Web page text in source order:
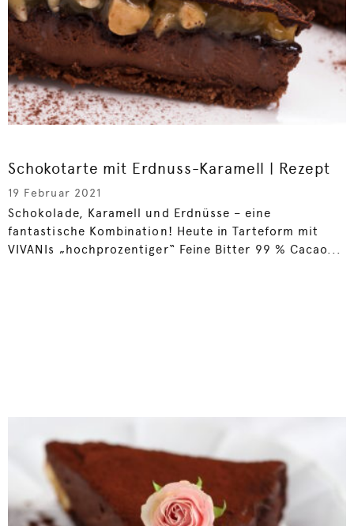
Schokotarte mit Erdnuss-Karamell | Rezept
19 Februar 2021
Schokolade, Karamell und Erdnüsse – eine
fantastische Kombination! Heute in Tarteform mit
VIVANIs „hochprozentiger“ Feine Bitter 99 % Cacao...